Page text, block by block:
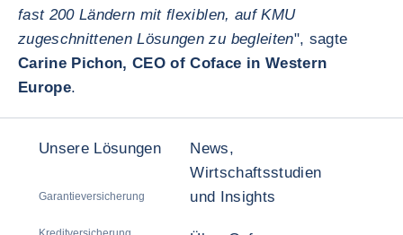
fast 200 Ländern mit flexiblen, auf KMU
zugeschnittenen Lösungen zu begleiten", sagte
Carine Pichon, CEO of Coface in Western
Europe.
Unsere Lösungen
Garantieversicherung
News,
Wirtschaftsstudien
und Insights